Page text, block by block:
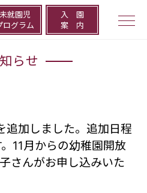
未就園児
ログラム
⼊ 園
案 内
らせ
追加しました。追加日程
11月からの幼稚園開放
さんがお申し込みいた